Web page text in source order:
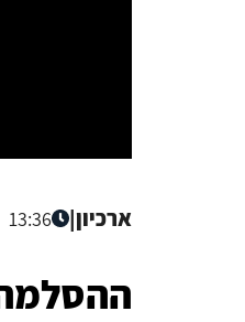
ארכיון|
13:36